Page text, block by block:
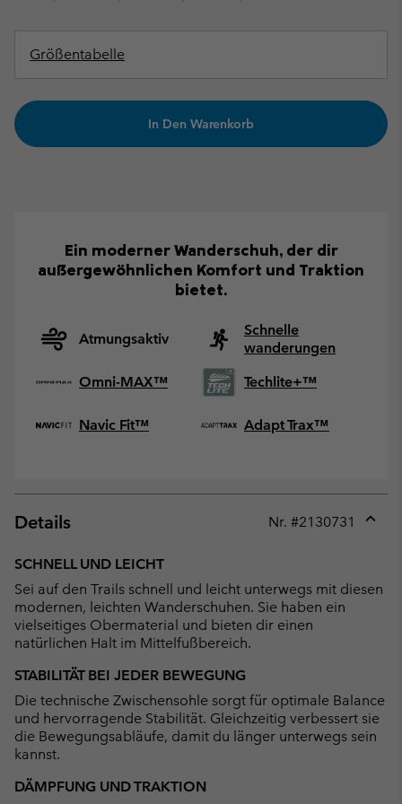
Größentabelle
In Den Warenkorb
Ein moderner Wanderschuh, der dir
außergewöhnlichen Komfort und Traktion
bietet.
Atmungsaktiv
Schnelle
wanderungen
Omni-MAX™
Techlite+™
Navic Fit™ Adapt Trax™
Details Nr. #2130731
SCHNELL UND LEICHT
Sei auf den Trails schnell und leicht unterwegs mit diesen
modernen, leichten Wanderschuhen. Sie haben ein
vielseitiges Obermaterial und bieten dir einen
natürlichen Halt im Mittelfußbereich.
STABILITÄT BEI JEDER BEWEGUNG
Die technische Zwischensohle sorgt für optimale Balance
und hervorragende Stabilität. Gleichzeitig verbessert sie
die Bewegungsabläufe, damit du länger unterwegs sein
kannst.
DÄMPFUNG UND TRAKTION